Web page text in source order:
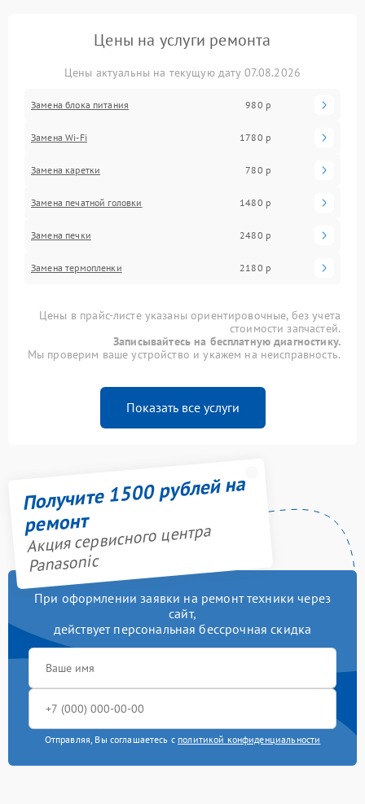
Цены на услуги ремонта
Цены актуальны на текущую дату 07.08.2026
Замена блока питания 980 р
Замена Wi-Fi 1780 р
Замена каретки 780 р
Замена печатной головки 1480 р
Замена печки 2480 р
Замена термопленки 2180 р
Цены в прайс-листе указаны ориентировочные, без учета
стоимости запчастей.
Записывайтесь на бесплатную диагностику.
Мы проверим ваше устройство и укажем на неисправность.
Показать все услуги
Получите 1500 рублей на
ремонт
Акция сервисного центра
Panasonic
При оформлении заявки на ремонт техники через
сайт,
действует персональная бессрочная скидка
Отправляя, Вы соглашаетесь с политикой конфиденциальности